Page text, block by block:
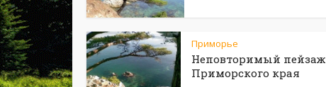
Приморье
Неповторимый пейзаж
Приморского края